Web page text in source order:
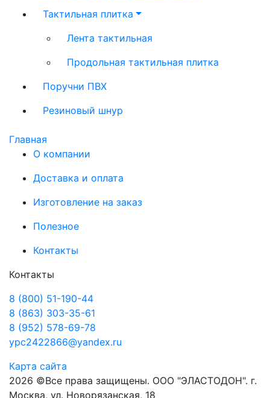
Тактильная плитка
Лента тактильная
Продольная тактильная плитка
Поручни ПВХ
Резиновый шнур
Главная
О компании
Доставка и оплата
Изготовление на заказ
Полезное
Контакты
Контакты
8 (800) 51-190-44
8 (863) 303-35-61
8 (952) 578-69-78
ypc2422866@yandex.ru
Карта сайта
2026 ©Все права защищены. ООО "ЭЛАСТОДОН". г.
Москва, ул. Новорязанская, 18